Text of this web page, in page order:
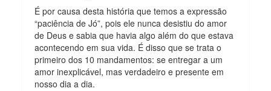
É por causa desta história que temos a expressão
“paciência de Jó”, pois ele nunca desistiu do amor
de Deus e sabia que havia algo além do que estava
acontecendo em sua vida. É disso que se trata o
primeiro dos 10 mandamentos: se entregar a um
amor inexplicável, mas verdadeiro e presente em
nosso dia a dia.